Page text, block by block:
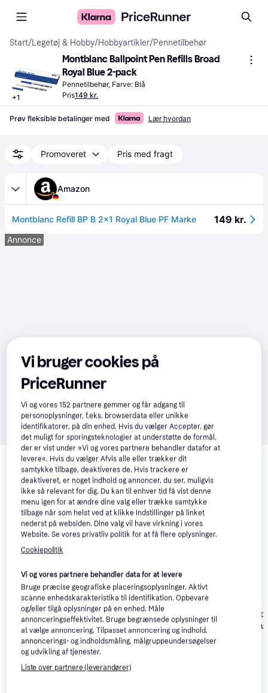
Start/Legetøj & Hobby/Hobbyartikler/Pennetilbehør
+1
Montblanc Ballpoint Pen Refills Broad
Royal Blue 2-pack
Pennetilbehør, Farve: Blå
Pris149 kr.
Prøv fleksible betalinger med Lær hvordan
Promoveret Pris med fragt
Amazon
Montblanc Refill BP B 2x1 Royal Blue PF Marke 149 kr.
Annonce
Relaterede produkter
Se vores forslag til andre produkter, der matcher dine
interesser. Vis alle
Ballograf
Original
Vi bruger cookies på
PriceRunner
Vi og vores152 partnere gemmer og får adgang til
personoplysninger, f.eks. browserdata eller unikke
identifikatorer, på din enhed. Hvis du vælger Accepter, gør
det muligt for sporingsteknologier at understøtte de formål,
der er vist under »Vi og vores partnere behandler datafor at
levere«. Hvis du vælger Afvis alle eller trækker dit
samtykke tilbage, deaktiveres de. Hvis trackere er
deaktiveret, er noget indhold og annoncer, du ser, muligvis
ikke så relevant for dig. Du kan til enhver tid få vist denne
menu igen for at ændre dine valg eller trække samtykke
tilbage når som helst ved at klikke Indstillinger på linket
nederst på websiden. Dine valg vil have virkning i vores
Website. Se vores privatliv politik for at få flere oplysninger.
Cookiepolitik
Vi og vores partnere behandler data for at levere
Bruge præcise geografiske placeringsoplysninger. Aktivt
scanne enhedskarakteristika til identifikation. Opbevare
og/eller tilgå oplysninger på en enhed. Måle
annonceringseffektivitet. Bruge begrænsede oplysninger til
at vælge annoncering. Tilpasset annoncering og indhold,
annoncerings- og indholdsmåling, målgruppeundersøgelser
og udvikling af tjenester.
Liste over partnere (leverandører)